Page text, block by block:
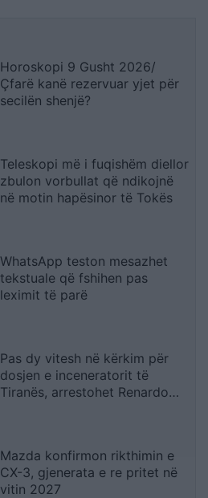
Horoskopi 9 Gusht 2026/
Çfarë kanë rezervuar yjet për
secilën shenjë?
Teleskopi më i fuqishëm diellor
zbulon vorbullat që ndikojnë
në motin hapësinor të Tokës
WhatsApp teston mesazhet
tekstuale që fshihen pas
leximit të parë
Pas dy vitesh në kërkim për
dosjen e inceneratorit të
Tiranës, arrestohet Renardo
Mazda konfirmon rikthimin e
CX-3, gjenerata e re pritet në
vitin 2027